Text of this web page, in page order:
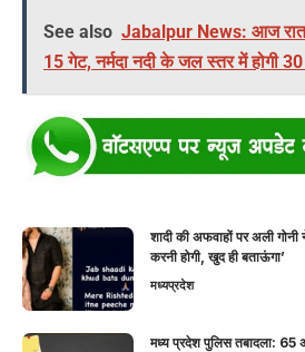
See also Jabalpur News: आज रात
15 गेट, नर्मदा नदी के जल स्तर में होगी
शादी की अफवाहों पर अली
करनी होगी, खुद ही बताऊंगा’
मध्यप्रदेश
मध्य प्रदेश पुलिस तबादला: 65